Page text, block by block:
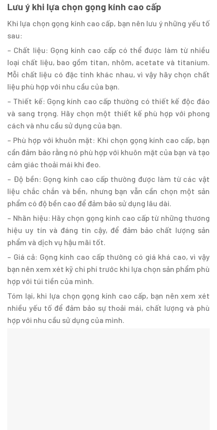
Lưu ý khi lựa chọn gọng kính cao cấp
Khi lựa chọn gọng kính cao cấp, bạn nên lưu ý những yếu tố
sau:
– Chất liệu: Gọng kính cao cấp có thể được làm từ nhiều
loại chất liệu, bao gồm titan, nhôm, acetate và titanium.
Mỗi chất liệu có đặc tính khác nhau, vì vậy hãy chọn chất
liệu phù hợp với nhu cầu của bạn.
– Thiết kế: Gọng kính cao cấp thường có thiết kế độc đáo
và sang trọng. Hãy chọn một thiết kế phù hợp với phong
cách và nhu cầu sử dụng của bạn.
– Phù hợp với khuôn mặt: Khi chọn gọng kính cao cấp, bạn
cần đảm bảo rằng nó phù hợp với khuôn mặt của bạn và tạo
cảm giác thoải mái khi đeo.
– Độ bền: Gọng kính cao cấp thường được làm từ các vật
liệu chắc chắn và bền, nhưng bạn vẫn cần chọn một sản
phẩm có độ bền cao để đảm bảo sử dụng lâu dài.
– Nhãn hiệu: Hãy chọn gọng kính cao cấp từ những thương
hiệu uy tín và đáng tin cậy, để đảm bảo chất lượng sản
phẩm và dịch vụ hậu mãi tốt.
– Giá cả: Gọng kính cao cấp thường có giá khá cao, vì vậy
bạn nên xem xét kỹ chi phí trước khi lựa chọn sản phẩm phù
hợp với túi tiền của mình.
Tóm lại, khi lựa chọn gọng kính cao cấp, bạn nên xem xét
nhiều yếu tố để đảm bảo sự thoải mái, chất lượng và phù
hợp với nhu cầu sử dụng của mình.